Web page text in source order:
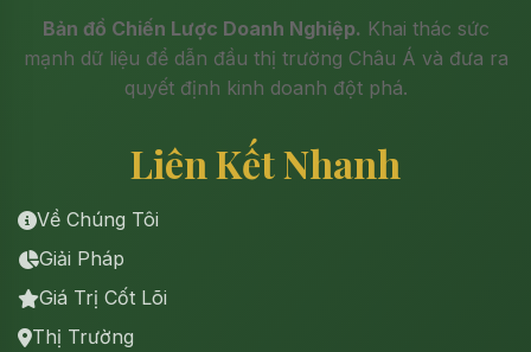
Bản đồ Chiến Lược Doanh Nghiệp. Khai thác sức
mạnh dữ liệu để dẫn đầu thị trường Châu Á và đưa ra
quyết định kinh doanh đột phá.
Liên Kết Nhanh
Về Chúng Tôi
Giải Pháp
Giá Trị Cốt Lõi
Thị Trường